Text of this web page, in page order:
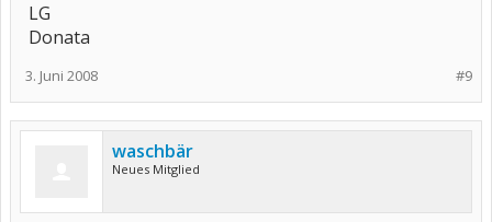
LG
Donata
#9
3. Juni 2008
waschbär
Neues Mitglied